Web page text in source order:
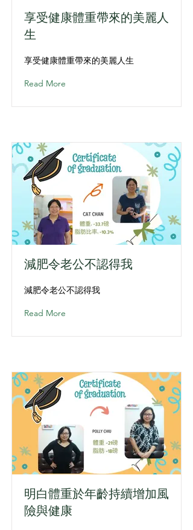
享受健康體重帶來的美麗人
生
享受健康體重帶來的美麗人生
Read More
減肥令老公不認得我
減肥令老公不認得我
Read More
明白體重於年齡持續增加風
險與健康